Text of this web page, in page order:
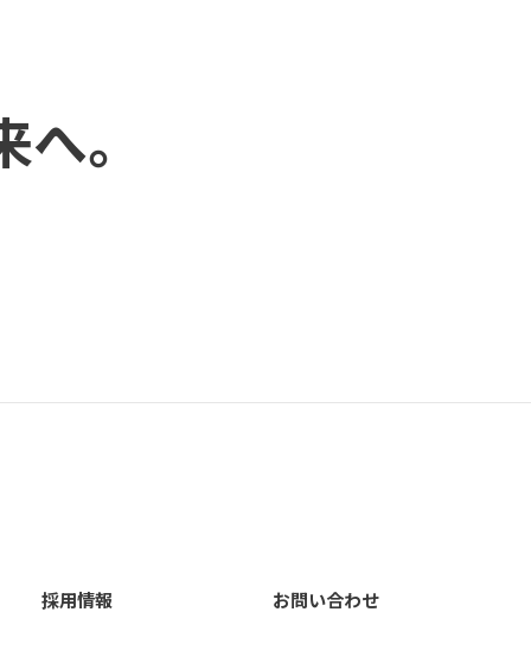
。
採用情報 お問い合わせ